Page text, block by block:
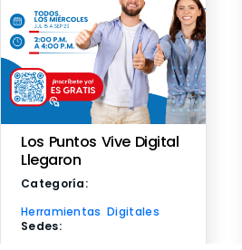
Los Puntos Vive Digital
Llegaron
Categoría:
Herramientas Digitales
Sedes: